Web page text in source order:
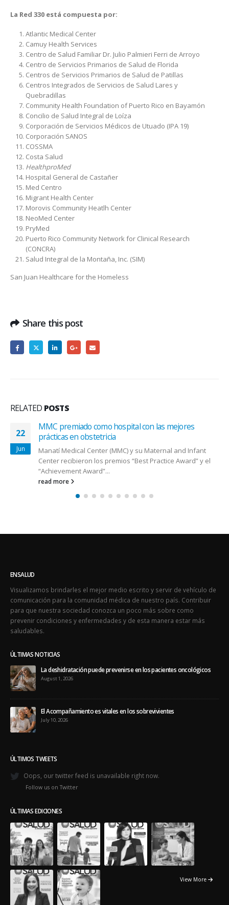
La Red 330 está compuesta por:
Atlantic Medical Center
Camuy Health Services
Centro de Salud Familiar Dr. Julio Palmieri Ferri de Arroyo
Centro de Servicios Primarios de Salud de Florida
Centros de Servicios Primarios de Salud de Patillas
Centros Integrados de Servicios de Salud Lares y
Quebradillas
Community Health Foundation of Puerto Rico en Bayamón
Concilio de Salud Integral de Loíza
Corporación de Servicios Médicos de Utuado (IPA 19)
Corporación SANOS
COSSMA
Costa Salud
HealthproMed
Hospital General de Castañer
Med Centro
Migrant Health Center
Morovis Community Heatlh Center
NeoMed Center
PryMed
Puerto Rico Community Network for Clinical Research
(CONCRA)
Salud Integral de la Montaña, Inc. (SIM)
San Juan Healthcare for the Homeless
Share this post
RELATED POSTS
07
Apr
Abril: Mes de Concienciación sobre El Autismo
El autismo es un desorden neurobiológico que aparece
aislado o en conjunto con otros trastornos biomédicos
que afectan a la...
read more
Visualizamos brindarles el mejor medio escrito y servir de vehículo de
comunicación para la comunidad médica de nuestro país. Contribuir
para que nuestra sociedad conozca un poco más sobre como
prevenir condiciones y enfermedades y de esta manera estar más
saludables.
La deshidratación puede prevenirse en los pacientes oncológicos
August 1, 2026
El Acompañamiento es vitales en los sobrevivientes
July 10, 2026
Follow us on Twitter